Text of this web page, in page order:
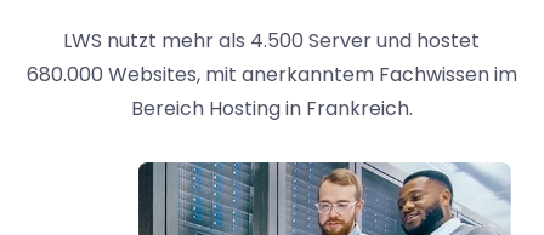
LWS nutzt mehr als 4.500 Server und hostet
680.000 Websites, mit anerkanntem Fachwissen im
Bereich Hosting in Frankreich.